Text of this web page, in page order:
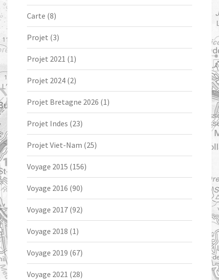
Carte (8)
Projet (3)
Projet 2021 (1)
Projet 2024 (2)
Projet Bretagne 2026 (1)
Projet Indes (23)
Projet Viet-Nam (25)
Voyage 2015 (156)
Voyage 2016 (90)
Voyage 2017 (92)
Voyage 2018 (1)
Voyage 2019 (67)
Voyage 2021 (28)